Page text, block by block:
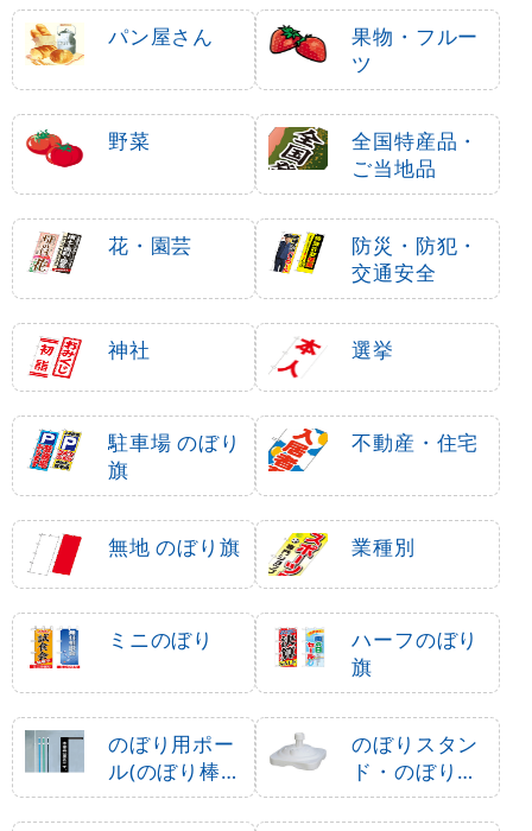
パン屋さん
果物・フルー
ツ
野菜
全国特産品・
ご当地品
花・園芸
防災・防犯・
交通安全
神社 選挙
駐車場 のぼり
旗
不動産・住宅
無地 のぼり旗 業種別
ミニのぼり
ハーフのぼり
旗
のぼり用ポー
ル(のぼり棒・
竿)
のぼりスタン
ド・のぼり立
て台